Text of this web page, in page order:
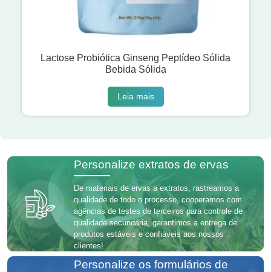
Lactose Probiótica Ginseng Peptídeo Sólida
Bebida Sólida
Leia mais
Personalize extratos de ervas
De materiais de ervas a extratos, rastreamos a
qualidade de todo o processo, cooperamos com
agências de testes de terceiros para controle de
qualidade secundária, garantimos a entrega de
produtos estáveis ​​e confiáveis ​​aos nossos
clientes!
Personalize os formulários de